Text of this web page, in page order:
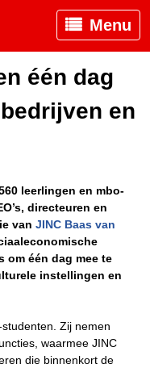
Menu
één dag
en
leerlingen en mbo-
directeuren en
van JINC Baas van
om één dag mee te
instellingen en
Zij nemen
waarmee JINC
die binnenkort de